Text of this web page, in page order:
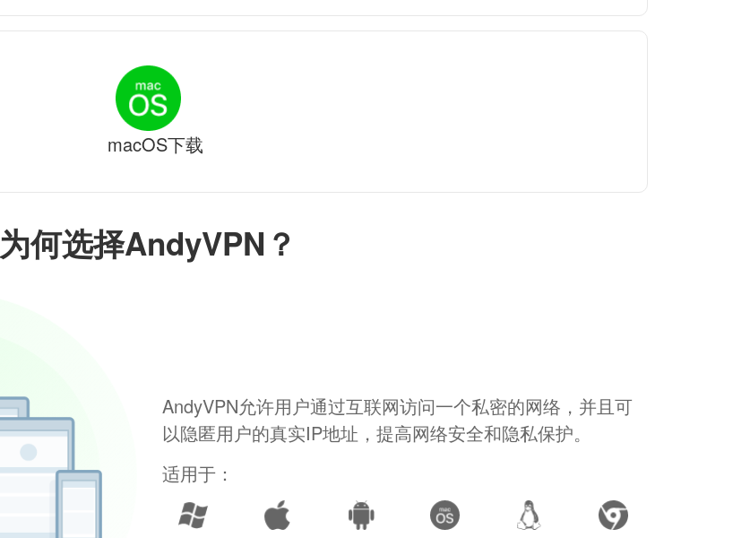
为何选择AndyVPN？
AndyVPN允许用户通过互联网访问一个私密的网络，并且可
以隐匿用户的真实IP地址，提高网络安全和隐私保护。
适用于：
macOS下载